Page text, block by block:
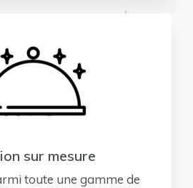
sur mesure
toute une gamme de